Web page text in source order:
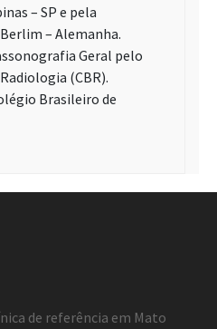
– SP e pela
– Alemanha.
Geral pelo
(CBR).
Brasileiro de
de referência em Mato